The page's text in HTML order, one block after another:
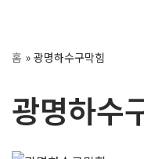
텐
로
건
너
홈 » 광명하수구막힘
광명하수